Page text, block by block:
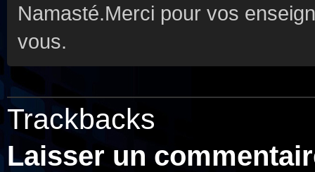
Namasté.Merci pour vos
vous.
Trackbacks
Laisser un